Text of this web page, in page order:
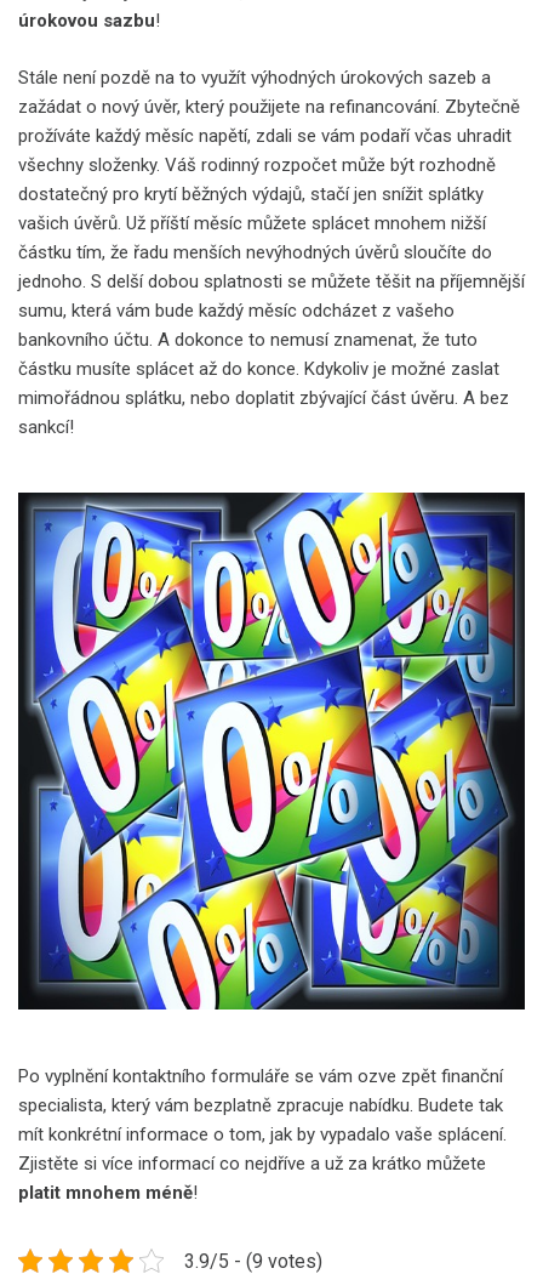
úrokovou sazbu!
Stále není pozdě na to využít výhodných úrokových sazeb a
zažádat o nový úvěr, který použijete na refinancování. Zbytečně
prožíváte každý měsíc napětí, zdali se vám podaří včas uhradit
všechny složenky. Váš rodinný rozpočet může být rozhodně
dostatečný pro krytí běžných výdajů, stačí jen snížit splátky
vašich úvěrů. Už příští měsíc můžete splácet mnohem nižší
částku tím, že řadu menších nevýhodných úvěrů sloučíte do
jednoho. S delší dobou splatnosti se můžete těšit na příjemnější
sumu, která vám bude každý měsíc odcházet z vašeho
bankovního účtu. A dokonce to nemusí znamenat, že tuto
částku musíte splácet až do konce. Kdykoliv je možné zaslat
mimořádnou splátku, nebo doplatit zbývající část úvěru. A bez
sankcí!
Po vyplnění kontaktního formuláře se vám ozve zpět finanční
specialista, který vám bezplatně zpracuje nabídku. Budete tak
mít konkrétní informace o tom, jak by vypadalo vaše splácení.
Zjistěte si více informací co nejdříve a už za krátko můžete
platit mnohem méně!
3.9/5 - (9 votes)